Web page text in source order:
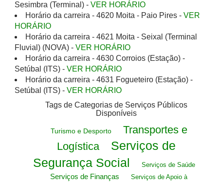
Sesimbra (Terminal) - VER HORÁRIO
Horário da carreira - 4620 Moita - Paio Pires - VER
HORÁRIO
Horário da carreira - 4621 Moita - Seixal (Terminal
Fluvial) (NOVA) - VER HORÁRIO
Horário da carreira - 4630 Corroios (Estação) -
Setúbal (ITS) - VER HORÁRIO
Horário da carreira - 4631 Fogueteiro (Estação) -
Setúbal (ITS) - VER HORÁRIO
Tags de Categorias de Serviços Públicos
Disponíveis
Turismo e Desporto
Transportes e
Logística
Serviços de
Segurança Social
Serviços de Saúde
Serviços de Finanças
Serviços de Apoio à